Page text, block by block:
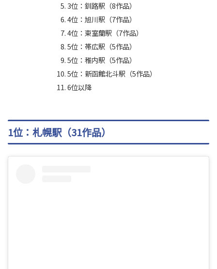
3位：釧路駅（8作品）
4位：旭川駅（7作品）
4位：東室蘭駅（7作品）
5位：帯広駅（5作品）
5位：稚内駅（5作品）
5位：新函館北斗駅（5作品）
6位以降
1位：札幌駅（31作品）